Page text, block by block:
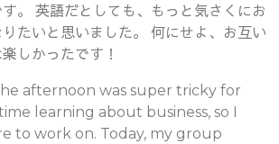
。 英語だとしても、もっと気さくにお
たいと思いました。 何にせよ、お互い
しかったです！
afternoon was super tricky for
learning about business, so I
to work on. Today, my group